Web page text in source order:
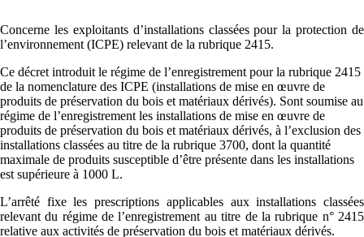
Concerne les exploitants d’installations classées pour la protection de
l’environnement (ICPE) relevant de la rubrique 2415.
Ce décret introduit le régime de l’enregistrement pour la rubrique 2415
de la nomenclature des ICPE (installations de mise en œuvre de
produits de préservation du bois et matériaux dérivés). Sont soumise au
régime de l’enregistrement les installations de mise en œuvre de
produits de préservation du bois et matériaux dérivés, à l’exclusion des
installations classées au titre de la rubrique 3700, dont la quantité
maximale de produits susceptible d’être présente dans les installations
est supérieure à 1000 L.
L’arrêté fixe les prescriptions applicables aux installations classées
relevant du régime de l’enregistrement au titre de la rubrique n° 2415
relative aux activités de préservation du bois et matériaux dérivés.